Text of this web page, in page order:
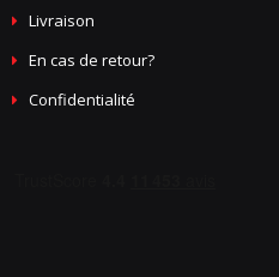
Livraison
En cas de retour?
Confidentialité